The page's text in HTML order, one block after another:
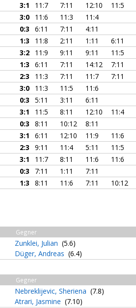
3:1 11:7 7:11 12:10
11:5
3:0 11:6 11:3 11:4
0:3 6:11 7:11
4:11
1:3 11:8 2:11 1:11 6:11
3:2 11:9 9:11 9:11 11:5
1:3 6:11 7:11 14:12 7:11
2:3 11:3 7:11 11:7 7:11
3:0 11:3 11:5 11:6
0:3 5:11 3:11
6:11
3:1 11:5 8:11 12:10 11:4
0:3 8:11 10:12
8:11
3:1 6:11 12:10 11:9 11:6
2:3 9:11 11:4 5:11 11:5
3:1 11:7 8:11 11:6
11:6
0:3 7:11 1:11 7:11
1:3 8:11 11:6 7:11 10:12
Gegner
Zunklei, Julian (5.6)
Düger, Andreas (6.4)
Gegner
Nebreklijevic, Sheriena (7.8)
Atrari, Jasmine (7.10)